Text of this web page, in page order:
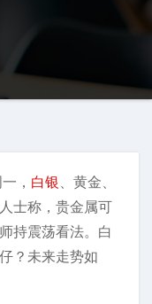
， 白银 、黄金、
士称，贵金属可
持震荡看法。白
？未来走势如